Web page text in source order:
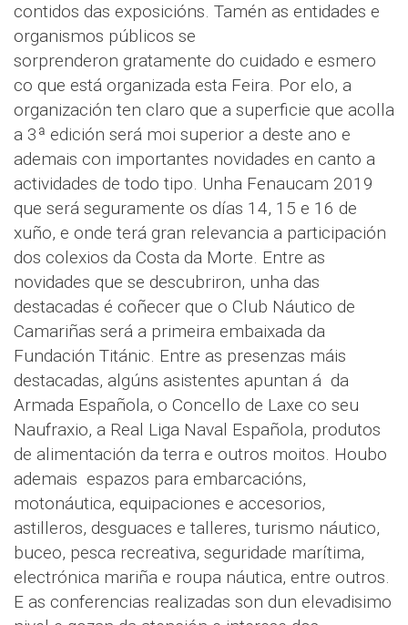
contidos das exposicións. Tamén as entidades e
organismos públicos se
sorprenderon gratamente do cuidado e esmero
co que está organizada esta Feira. Por elo, a
organización ten claro que a superficie que acolla
a 3ª edición será moi superior a deste ano e
ademais con importantes novidades en canto a
actividades de todo tipo. Unha Fenaucam 2019
que será seguramente os días 14, 15 e 16 de
xuño, e onde terá gran relevancia a participación
dos colexios da Costa da Morte. Entre as
novidades que se descubriron, unha das
destacadas é coñecer que o Club Náutico de
Camariñas será a primeira embaixada da
Fundación Titánic. Entre as presenzas máis
destacadas, algúns asistentes apuntan á da
Armada Española, o Concello de Laxe co seu
Naufraxio, a Real Liga Naval Española, produtos
de alimentación da terra e outros moitos. Houbo
ademais espazos para embarcacións,
motonáutica, equipaciones e accesorios,
astilleros, desguaces e talleres, turismo náutico,
buceo, pesca recreativa, seguridade marítima,
electrónica mariña e roupa náutica, entre outros.
E as conferencias realizadas son dun elevadisimo